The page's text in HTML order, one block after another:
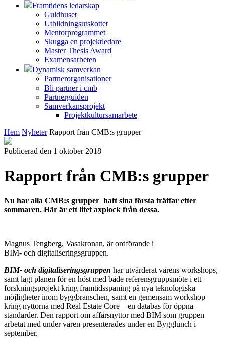
Framtidens ledarskap
Guldhuset
Utbildningsutskottet
Mentorprogrammet
Skugga en projektledare
Master Thesis Award
Examensarbeten
Dynamisk samverkan
Partnerorganisationer
Bli partner i cmb
Partnerguiden
Samverkansprojekt
Projektkultursamarbete
Hem Nyheter Rapport från CMB:s grupper
Publicerad den 1 oktober 2018
Rapport från CMB:s grupper
Nu har alla CMB:s grupper haft sina första träffar efter
sommaren. Här är ett litet axplock från dessa.
Magnus Tengberg, Vasakronan, är ordförande i
BIM- och digitaliseringsgruppen.
BIM- och digitaliseringsgruppen har utvärderat vårens workshops,
samt lagt planen för en höst med både referensgruppsmöte i ett
forskningsprojekt kring framtidsspaning på nya teknologiska
möjligheter inom byggbranschen, samt en gemensam workshop
kring nyttorna med Real Estate Core – en databas för öppna
standarder. Den rapport om affärsnyttor med BIM som gruppen
arbetat med under våren presenterades under en Bygglunch i
september.